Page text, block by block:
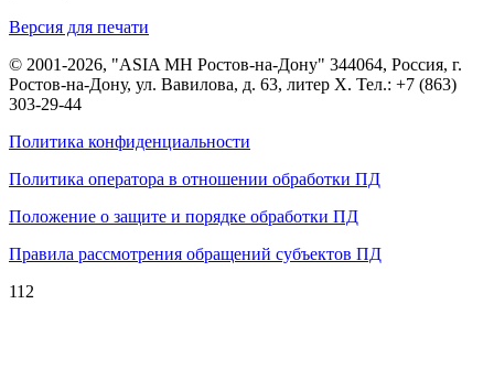
Версия для печати
© 2001-2026, "ASIA MH Ростов-на-Дону" 344064, Россия, г.
Ростов-на-Дону, ул. Вавилова, д. 63, литер Х. Тел.: +7 (863)
303-29-44
Политика конфиденциальности
Политика оператора в отношении обработки ПД
Положение о защите и порядке обработки ПД
Правила рассмотрения обращений субъектов ПД
112